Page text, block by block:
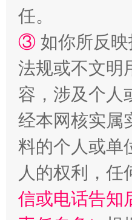
任。
③ 如你所反
法规或不文明
容，涉及个人
经本网核实属
料的个人或单
人的权利，
信或电话告知